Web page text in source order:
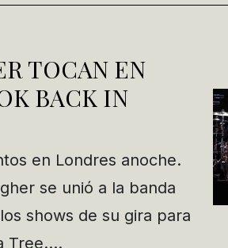
TOCAN EN
BACK IN
en Londres anoche.
se unió a la banda
shows de su gira para
Tree….